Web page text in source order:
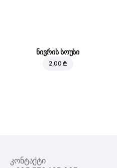
ნივრის სოუსი
2,00 ₾
კონტაქტი